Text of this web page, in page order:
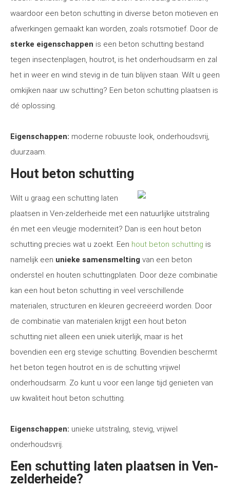
waardoor een beton schutting in diverse beton motieven en
afwerkingen gemaakt kan worden, zoals rotsmotief. Door de
sterke eigenschappen is een beton schutting bestand
tegen insectenplagen, houtrot, is het onderhoudsarm en zal
het in weer en wind stevig in de tuin blijven staan. Wilt u geen
omkijken naar uw schutting? Een beton schutting plaatsen is
dé oplossing.
Eigenschappen: moderne robuuste look, onderhoudsvrij,
duurzaam.
Hout beton schutting
Wilt u graag een schutting laten
plaatsen in Ven-zelderheide met een natuurlijke uitstraling
én met een vleugje moderniteit? Dan is een hout beton
schutting precies wat u zoekt. Een hout beton schutting is
namelijk een unieke samensmelting van een beton
onderstel en houten schuttingplaten. Door deze combinatie
kan een hout beton schutting in veel verschillende
materialen, structuren en kleuren gecreëerd worden. Door
de combinatie van materialen krijgt een hout beton
schutting niet alleen een uniek uiterlijk, maar is het
bovendien een erg stevige schutting. Bovendien beschermt
het beton tegen houtrot en is de schutting vrijwel
onderhoudsarm. Zo kunt u voor een lange tijd genieten van
uw kwaliteit hout beton schutting.
Eigenschappen: unieke uitstraling, stevig, vrijwel
onderhoudsvrij.
Een schutting laten plaatsen in Ven-
zelderheide?